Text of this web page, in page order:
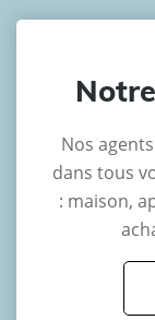
Nos
dans tous
: maison,